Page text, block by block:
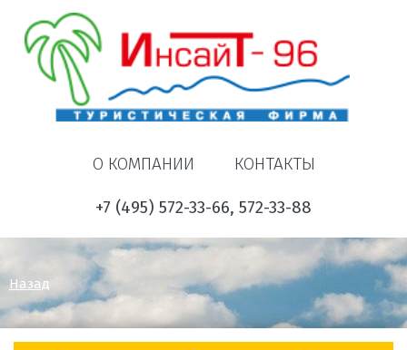
О КОМПАНИИ КОНТАКТЫ
+7 (495) 572-33-66, 572-33-88
Назад